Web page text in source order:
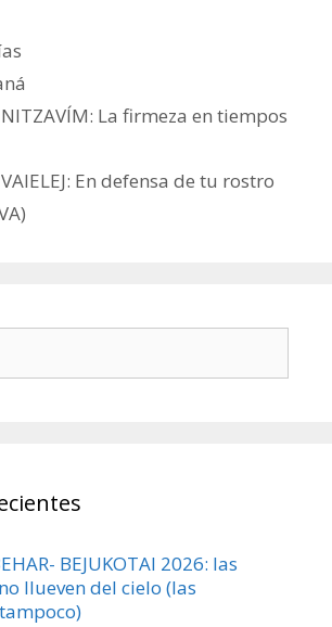
NITZAVÍM: La firmeza en tiempos
En defensa de tu rostro
BEJUKOTAI 2026: las
llueven del cielo (las